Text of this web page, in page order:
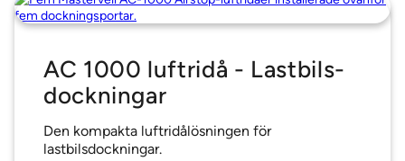
AC 1000 luftridå - Lastbils-
dockningar
Den kompakta luftridålösningen för
lastbilsdockningar.